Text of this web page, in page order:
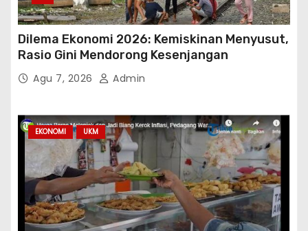
Dilema Ekonomi 2026: Kemiskinan Menyusut,
Rasio Gini Mendorong Kesenjangan
Agu 7, 2026 Admin
EKONOMI UKM